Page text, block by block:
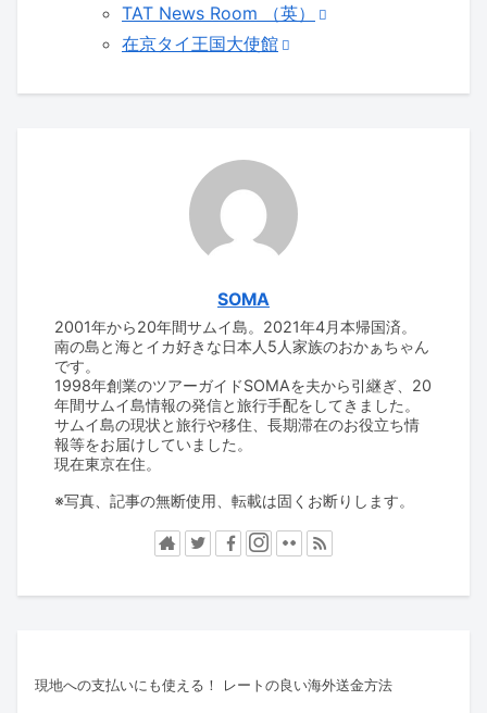
TAT News Room （英）
在京タイ王国大使館
SOMA
2001年から20年間サムイ島。2021年4月本帰国済。
南の島と海とイカ好きな日本人5人家族のおかぁちゃん
です。
1998年創業のツアーガイドSOMAを夫から引継ぎ、20
年間サムイ島情報の発信と旅行手配をしてきました。
サムイ島の現状と旅行や移住、長期滞在のお役立ち情
報等をお届けしていました。
現在東京在住。
※写真、記事の無断使用、転載は固くお断りします。
現地への支払いにも使える！ レートの良い海外送金方法